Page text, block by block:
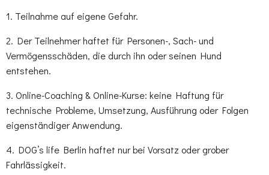
1. Teilnahme auf eigene Gefahr.
2. Der Teilnehmer haftet für Personen-, Sach- und
Vermögensschäden, die durch ihn oder seinen Hund
entstehen.
3. Online-Coaching & Online-Kurse: keine Haftung für
technische Probleme, Umsetzung, Ausführung oder Folgen
eigenständiger Anwendung.
4. DOG’s life Berlin haftet nur bei Vorsatz oder grober
Fahrlässigkeit.